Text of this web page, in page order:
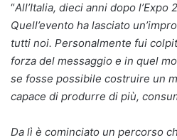
“All’Italia, dieci anni dopo l’Expo
Quell’evento ha lasciato
tutti noi. Personalmente fui
forza del messaggio e in quel
se fosse possibile costruire un
capace di produrre di più,
Da lì è cominciato un percorso